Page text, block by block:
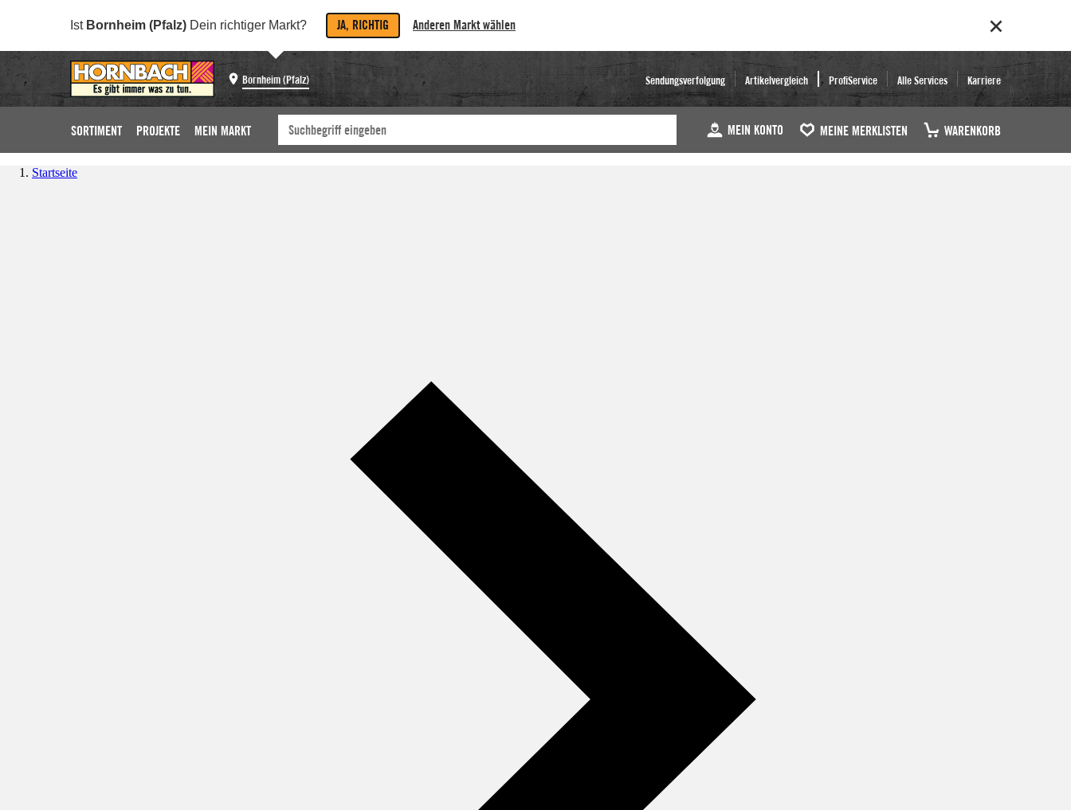
Ist Bornheim (Pfalz) Dein richtiger Markt? JA, RICHTIG Anderen Markt wählen
Bornheim (Pfalz) Sendungsverfolgung Artikelvergleich ProfiService Alle Services Karriere
SORTIMENT PROJEKTE MEIN MARKT MEIN KONTO MEINE MERKLISTEN WARENKORB
Startseite